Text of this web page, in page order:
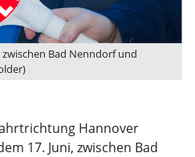
Bad Nenndorf und
Hannover
17. Juni, zwischen Bad